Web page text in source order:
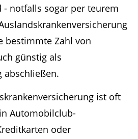
- notfalls sogar per teurem
bestimmte Zahl von
günstig als
abschließen.
ist oft
Automobilclub-
oder